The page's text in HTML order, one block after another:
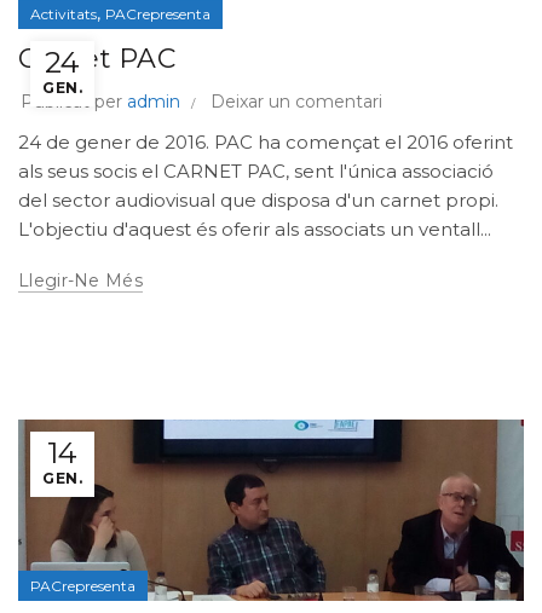
24
GEN.
Activitats, PACrepresenta
Carnet PAC
Publicat per admin Deixar un comentari
24 de gener de 2016. PAC ha començat el 2016 oferint
als seus socis el CARNET PAC, sent l'única associació
del sector audiovisual que disposa d'un carnet propi.
L'objectiu d'aquest és oferir als associats un ventall...
Llegir-Ne Més
14
GEN.
PACrepresenta